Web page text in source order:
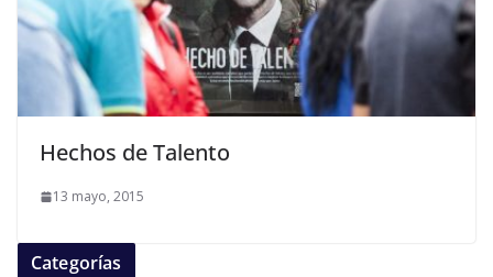
Hechos de Talento
13 mayo, 2015
Categorías